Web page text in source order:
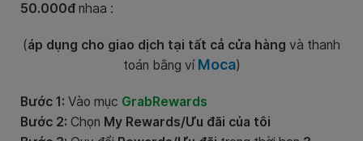
50.000đ nhaa :
(áp dụng cho giao dịch tại tất cả cửa hàng và thanh
toán bằng ví Moca)
Bước 1: Vào mục GrabRewards
Bước 2: Chọn My Rewards/Ưu đãi của tôi